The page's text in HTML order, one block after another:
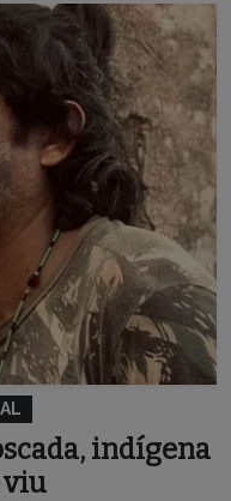
indígena
viu